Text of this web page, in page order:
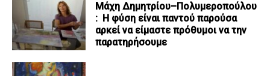
Μάχη Δημητρίου–Πολυμεροπούλου
: Η φύση είναι παντού παρούσα
αρκεί να είμαστε πρόθυμοι να την
παρατηρήσουμε